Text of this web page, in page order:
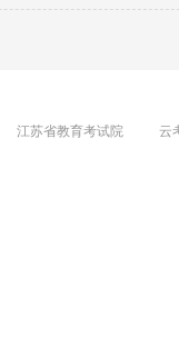
江苏省教育考试院 云